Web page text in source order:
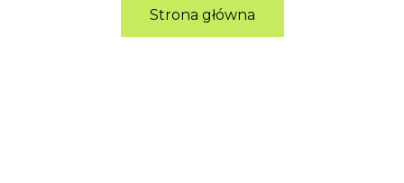
Strona główna